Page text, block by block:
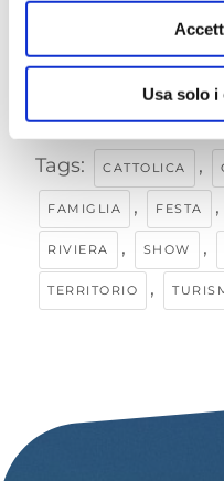
Usa solo i
16:30 - 23:45
Tags: CATTOLICA ,
FAMIGLIA , FESTA ,
RIVIERA , SHOW ,
TERRITORIO ,